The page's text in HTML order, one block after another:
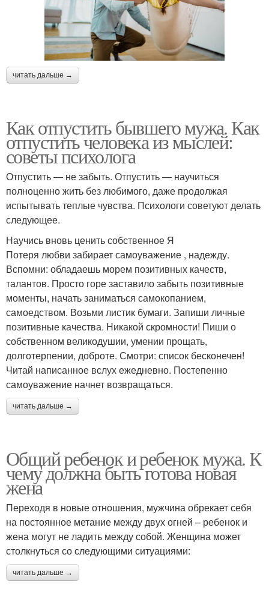
читать дальше →
Как отпустить бывшего мужа. Как
отпустить человека из мыслей:
советы психолога
Отпустить — не забыть. Отпустить — научиться
полноценно жить без любимого, даже продолжая
испытывать теплые чувства. Психологи советуют делать
следующее.
Научись вновь ценить собственное Я
Потеря любви забирает самоуважение , надежду.
Вспомни: обладаешь морем позитивных качеств,
талантов. Просто горе заставило забыть позитивные
моменты, начать заниматься самокопанием,
самоедством. Возьми листик бумаги. Запиши личные
позитивные качества. Никакой скромности! Пиши о
собственном великодушии, умении прощать,
долготерпении, доброте. Смотри: список бесконечен!
Читай написанное вслух ежедневно. Постепенно
самоуважение начнет возвращаться.
читать дальше →
Общий ребенок и ребенок мужа. К
чему должна быть готова новая
жена
Переходя в новые отношения, мужчина обрекает себя
на постоянное метание между двух огней – ребенок и
жена могут не ладить между собой. Женщина может
столкнуться со следующими ситуациями:
читать дальше →